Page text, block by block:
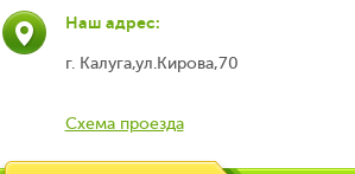
Наш адрес:
г. Калуга,ул.Кирова,70
Схема проезда